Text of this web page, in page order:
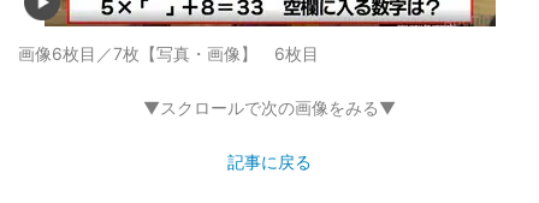
画像6枚目／7枚 【写真・画像】 6枚目
▼スクロールで次の画像をみる▼
記事に戻る